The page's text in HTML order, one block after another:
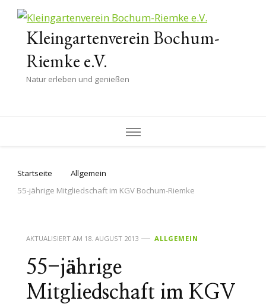
Kleingartenverein Bochum-
Riemke e.V.
Natur erleben und genießen
Startseite
Allgemein
55-jährige Mitgliedschaft im KGV Bochum-Riemke
AKTUALISIERT AM 18. AUGUST 2013 ALLGEMEIN
55-jährige
Mitgliedschaft im KGV